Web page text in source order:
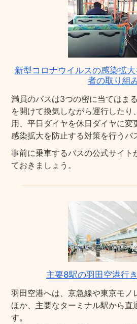
新型コロナウイルスの感染拡
者の取り組
満員のバスは3つの密に当てはま
を開けて換気しながら運行したり
用、平日ダイヤを休日ダイヤに変
感染拡大を防止する対策を行うバ
事前に乗車するバスの公式サイト
ておきましょう。
主要8駅の羽田空港行
羽田空港へは、京急線や東京モノ
ほか、主要なターミナル駅から直
す。